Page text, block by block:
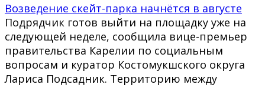
Возведение скейт-парка начнётся в августе
Подрядчик готов выйти на площадку уже на
следующей неделе, сообщила вице-премьер
правительства Карелии по социальным
вопросам и куратор Костомукшского округа
Лариса Подсадник. Территорию между